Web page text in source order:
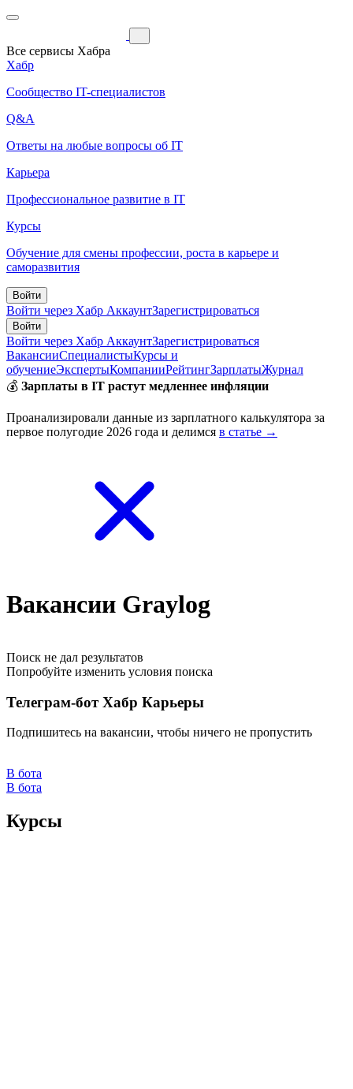
Все сервисы Хабра
Хабр
Сообщество IT-специалистов
Q&A
Ответы на любые вопросы об IT
Карьера
Профессиональное развитие в IT
Курсы
Обучение для смены профессии, роста в карьере и
саморазвития
Войти
Войти через Хабр АккаунтЗарегистрироваться
Войти
Войти через Хабр АккаунтЗарегистрироваться
ВакансииСпециалистыКурсы и
обучениеЭкспертыКомпанииРейтингЗарплатыЖурнал
💰 Зарплаты в IT растут медленнее инфляции
Проанализировали данные из зарплатного калькулятора за
первое полугодие 2026 года и делимся в статье →
Вакансии Graylog
Поиск не дал результатов
Попробуйте изменить условия поиска
Телеграм-бот Хабр Карьеры
Подпишитесь на вакансии, чтобы ничего не пропустить
В бота
В бота
Курсы